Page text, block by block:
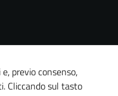
previo consenso,
Cliccando sul tasto